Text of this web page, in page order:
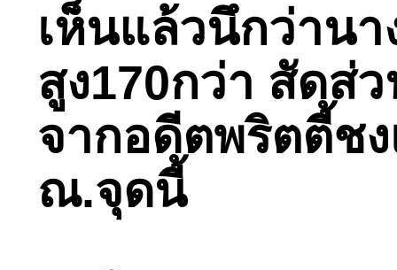
เห็นแล้วนึกว่าน
สูง170กว่า สัดส่
จากอดีตพริตตี้ชง
ณ.จุดนี้